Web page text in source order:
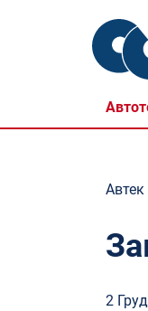
Автек
2